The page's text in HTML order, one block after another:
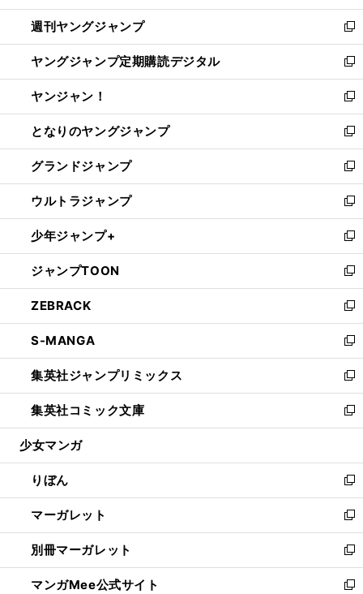
開
く
ウ
で
開
く
ン
ド
ウ
で
開
く
ウ
ィ
ン
ド
ウ
で
開
く
週刊ヤングジャンプ
新
し
い
ウ
ィ
ン
ド
ウ
で
開
く
ヤングジャンプ定期購読デジタル
新
し
い
ウ
ィ
ン
ド
ウ
で
開
く
ヤンジャン！
新
し
い
ウ
ィ
ン
ド
ウ
で
開
く
となりのヤングジャンプ
新
し
い
ウ
ィ
ン
ド
ウ
で
開
く
グランドジャンプ
新
し
い
ウ
ィ
ン
ド
ウ
で
開
く
ウルトラジャンプ
新
し
い
ウ
ィ
ン
ド
ウ
で
開
く
少年ジャンプ+
新
し
い
ウ
ィ
ン
ド
ウ
で
開
く
ジャンプTOON
新
し
い
ウ
ィ
ン
ド
ウ
で
開
ZEBRACK
新
し
い
ウ
ィ
ン
ド
ウ
開
く
S-MANGA
新
し
い
ウ
ィ
ン
ウ
で
開
く
集英社ジャンプリミックス
新
し
い
ウ
ン
ド
ウ
で
開
く
集英社コミック文庫
新
し
ウ
ィ
ン
ド
ウ
で
開
く
少女マンガ
りぼん
新
し
い
ウ
ィ
ン
ド
マーガレット
新
し
い
ウ
ィ
別冊マーガレット
新
し
い
マンガMee公式サイト 新